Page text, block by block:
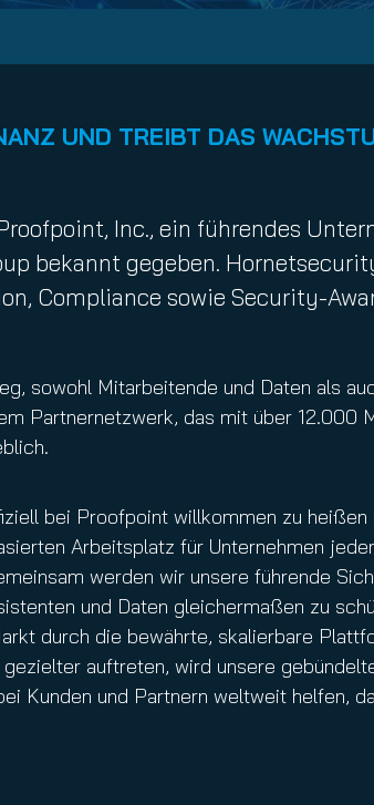
UND TREIBT DAS
Inc., ein führendes
bekannt gegeben.
Compliance sowie Security-
sowohl Mitarbeitende und Daten als
Partnernetzwerk, das mit über 12.000
bei Proofpoint willkommen zu heißen
Arbeitsplatz für Unternehmen
werden wir unsere führende
und Daten gleichermaßen zu
durch die bewährte, skalierbare
auftreten, wird unsere
Kunden und Partnern weltweit helfen,